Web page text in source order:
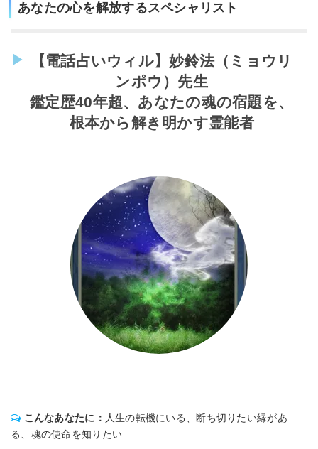
あなたの心を解放するスペシャリスト
【電話占いウィル】妙鈴法（ミョウリ
ンポウ）先生
鑑定歴40年超、あなたの魂の宿題を、
根本から解き明かす霊能者
こんなあなたに： 人生の転機にいる、断ち切りたい縁があ
る、魂の使命を知りたい